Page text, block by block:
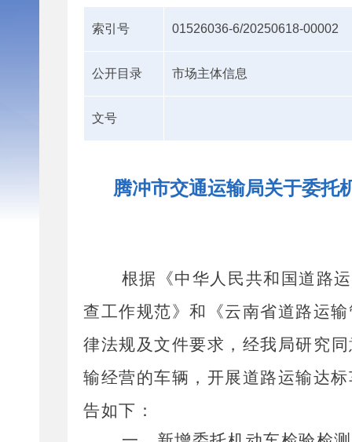
索引号 01526036-6/20250618-00002
公开目录 市场主体信息
文号
腾冲市交通运输局关于委托
根据《中华人民共和国道路
查工作规范》和
《云南省道路运
律法规及文件要求 ， 经我局研究
输经营的车辆，开展道路运输达
告如下：